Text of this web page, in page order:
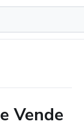
Vende